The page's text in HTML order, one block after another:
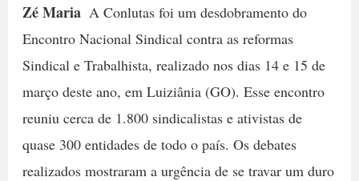
Zé Maria A Conlutas foi um desdobramento do
Encontro Nacional Sindical contra as reformas
Sindical e Trabalhista, realizado nos dias 14 e 15 de
março deste ano, em Luiziânia (GO). Esse encontro
reuniu cerca de 1.800 sindicalistas e ativistas de
quase 300 entidades de todo o país. Os debates
realizados mostraram a urgência de se travar um duro